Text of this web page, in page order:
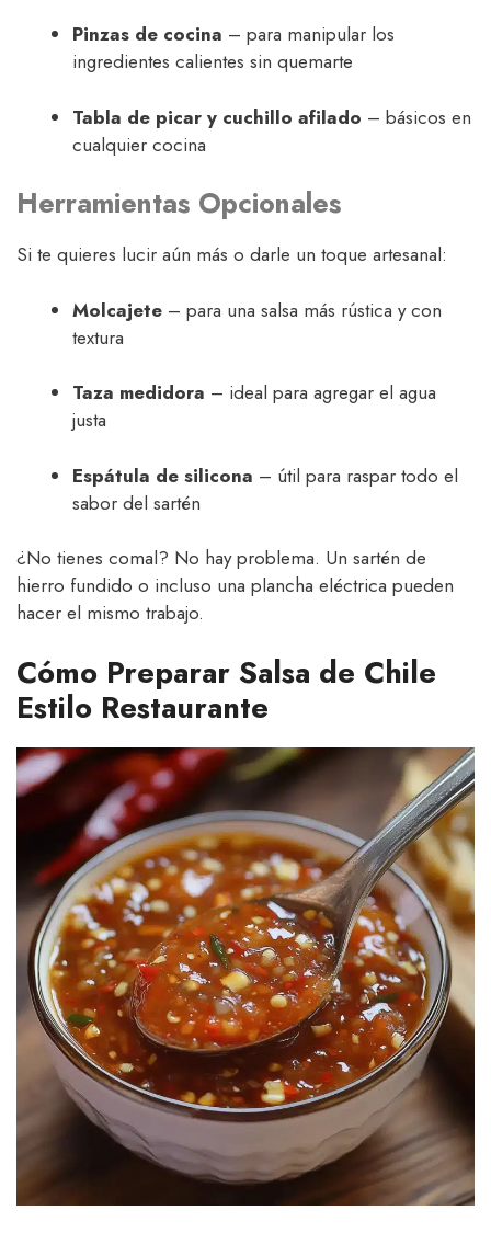
Pinzas de cocina – para manipular los
ingredientes calientes sin quemarte
Tabla de picar y cuchillo afilado – básicos en
cualquier cocina
Herramientas Opcionales
Si te quieres lucir aún más o darle un toque artesanal:
Molcajete – para una salsa más rústica y con
textura
Taza medidora – ideal para agregar el agua
justa
Espátula de silicona – útil para raspar todo el
sabor del sartén
¿No tienes comal? No hay problema. Un sartén de
hierro fundido o incluso una plancha eléctrica pueden
hacer el mismo trabajo.
Cómo Preparar Salsa de Chile
Estilo Restaurante